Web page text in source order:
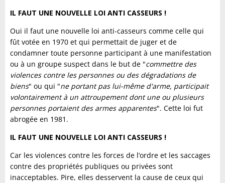
IL FAUT UNE NOUVELLE LOI ANTI CASSEURS !
Oui il faut une nouvelle loi anti-casseurs comme celle qui
fût votée en 1970 et qui permettait de juger et de
condamner toute personne participant à une manifestation
ou à un groupe suspect dans le but de "commettre des
violences contre les personnes ou des dégradations de
biens" ou qui "ne portant pas lui-même d'arme, participait
volontairement à un attroupement dont une ou plusieurs
personnes portaient des armes apparentes". Cette loi fut
abrogée en 1981.
IL FAUT UNE NOUVELLE LOI ANTI CASSEURS !
Car les violences contre les forces de l’ordre et les saccages
contre des propriétés publiques ou privées sont
inacceptables. Pire, elles desservent la cause de ceux qui